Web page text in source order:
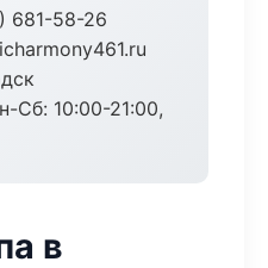
681-58-26
Сб: 10:00-21:00,
в